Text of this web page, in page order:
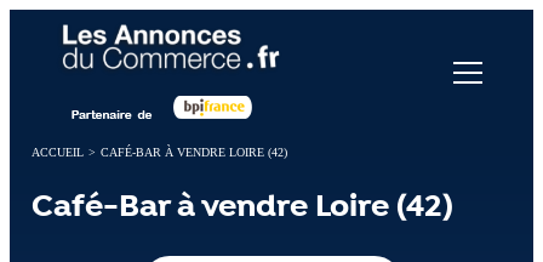
ACCUEIL > CAFÉ-BAR À VENDRE LOIRE (42)
Café-Bar à vendre Loire (42)
Panneau de gestion des cookies